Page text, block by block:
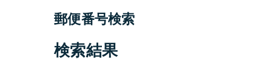
郵便番号検索
検索結果